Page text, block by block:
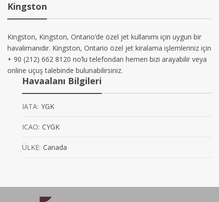
Kingston
Kingston, Kingston, Ontario’de özel jet kullanımı için uygun bir
havalimanıdır. Kingston, Ontario özel jet kiralama işlemleriniz için
+ 90 (212) 662 8120 no’lu telefondan hemen bizi arayabilir veya
online uçuş talebinde bulunabilirsiniz.
Havaalanı Bilgileri
IATA: YGK
ICAO: CYGK
ÜLKE: Canada